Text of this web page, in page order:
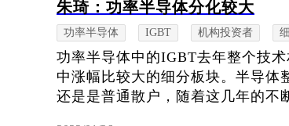
朱琦：功率半导体分化较大
功率半导体 IGBT 机构投资者
功率半导体中的IGBT去年整个技
中涨幅比较大的细分板块。半导体
还是是普通散户，随着这几年的不